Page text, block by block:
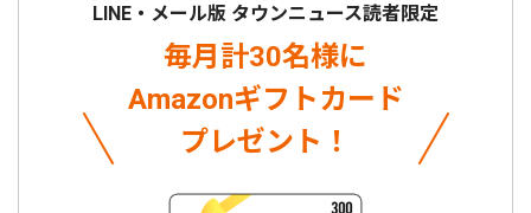
LINE・メール版 タウンニュース読者限定
毎月計30名様に
Amazonギフトカード
プレゼント！